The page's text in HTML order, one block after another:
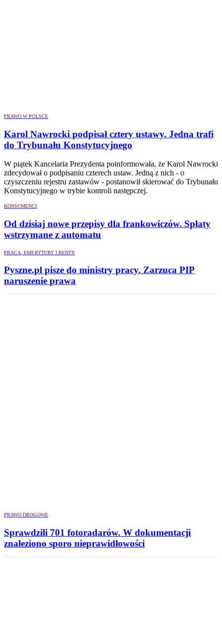
PRAWO W POLSCE
Karol Nawrocki podpisał cztery ustawy. Jedna trafi
do Trybunału Konstytucyjnego
W piątek Kancelaria Prezydenta poinformowała, że Karol Nawrocki
zdecydował o podpisaniu czterech ustaw. Jedną z nich - o
czyszczeniu rejestru zastawów - postanowił skierować do Trybunału
Konstytucyjnego w trybie kontroli następczej.
KONSUMENCI
Od dzisiaj nowe przepisy dla frankowiczów. Spłaty
wstrzymane z automatu
PRACA, EMERYTURY I RENTY
Pyszne.pl pisze do ministry pracy. Zarzuca PIP
naruszenie prawa
PRAWO DROGOWE
Sprawdzili 701 fotoradarów. W dokumentacji
znaleziono sporo nieprawidłowości